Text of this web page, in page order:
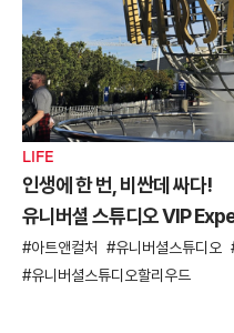
LIFE
인생에 한 번, 비싼데 싸다!
유니버셜 스튜디오 VIP
아트앤컬처 유니버셜스튜디오
유니버셜스튜디오할리우드